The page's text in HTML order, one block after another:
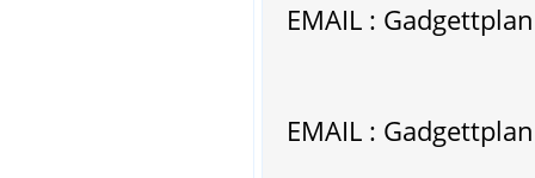
EMAIL :
EMAIL :